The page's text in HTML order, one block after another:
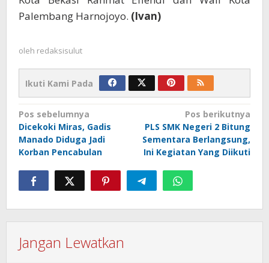
Palembang Harnojoyo. (Ivan)
oleh redaksisulut
Ikuti Kami Pada
Navigasi
pos
Pos sebelumnya
Dicekoki Miras, Gadis
Manado Diduga Jadi
Korban Pencabulan
Pos berikutnya
PLS SMK Negeri 2 Bitung
Sementara Berlangsung,
Ini Kegiatan Yang Diikuti
Jangan Lewatkan